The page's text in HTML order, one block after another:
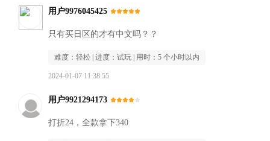
用户9976045425
只有买日区的才有中文吗？？
难度： 轻松 | 进度： 试玩 | 用时： 5 个小时以内
2024-01-07 11:38:55
用户9921294173
打折24，全款拿下340